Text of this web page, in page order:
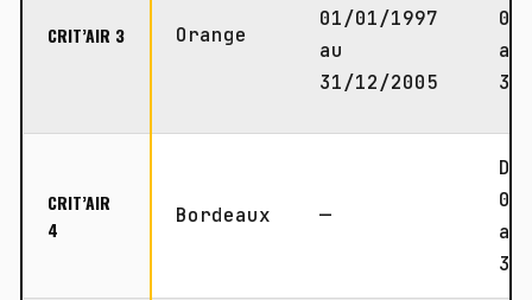
CRIT’AIR 3 Orange
01/01/1997
au
31/12/2005
au
CRIT’AIR
4
Bordeaux —
au